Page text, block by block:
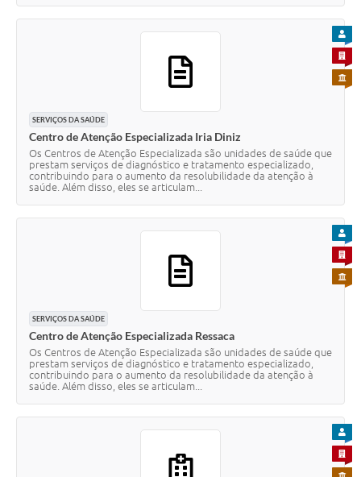
SERVIÇOS DA SAÚDE
Centro de Atenção Especializada Iria Diniz
Os Centros de Atenção Especializada são unidades de saúde que
prestam serviços de diagnóstico e tratamento especializado,
contribuindo para o aumento da resolubilidade da atenção à
saúde. Além disso, eles se articulam...
PARA
PARA
SERVIÇOS DA SAÚDE
Centro de Atenção Especializada Ressaca
Os Centros de Atenção Especializada são unidades de saúde que
prestam serviços de diagnóstico e tratamento especializado,
contribuindo para o aumento da resolubilidade da atenção à
saúde. Além disso, eles se articulam...
PARA
PARA
PARA